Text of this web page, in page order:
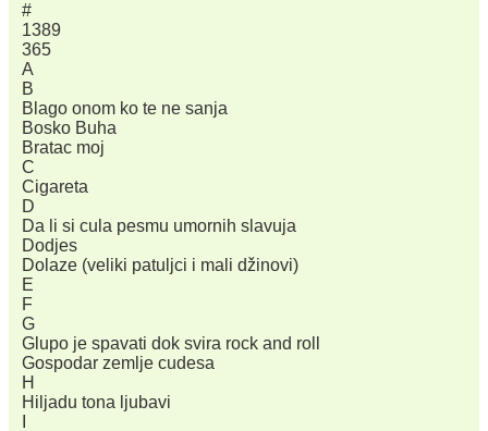
#
1389
365
A
B
Blago onom ko te ne sanja
Bosko Buha
Bratac moj
C
Cigareta
D
Da li si cula pesmu umornih slavuja
Dodjes
Dolaze (veliki patuljci i mali džinovi)
E
F
G
Glupo je spavati dok svira rock and roll
Gospodar zemlje cudesa
H
Hiljadu tona ljubavi